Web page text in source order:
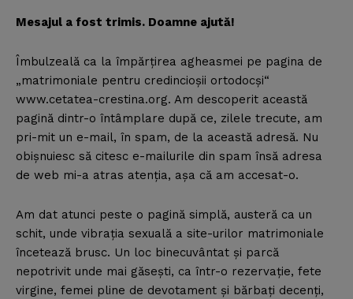
Mesajul a fost trimis. Doamne ajută!
Îmbulzeală ca la împărţirea agheasmei pe pagina de
„matrimoniale pentru credincioşii ortodocşi“
www.cetatea-crestina.org. Am descoperit această
pagină dintr-o întâmplare după ce, zilele trecute, am
pri-mit un e-mail, în spam, de la această adresă. Nu
obişnuiesc să citesc e-mailurile din spam însă adresa
de web mi-a atras atenţia, aşa că am accesat-o.
Am dat atunci peste o pagină simplă, austeră ca un
schit, unde vibraţia sexuală a site-urilor matrimoniale
încetează brusc. Un loc binecuvântat şi parcă
nepotrivit unde mai găseşti, ca într-o rezervaţie, fete
virgine, femei pline de devotament şi bărbaţi decenţi,